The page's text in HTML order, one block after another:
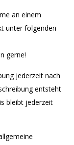
an einem
unter folgenden
gerne!
jederzeit nach
entsteht
bleibt jederzeit